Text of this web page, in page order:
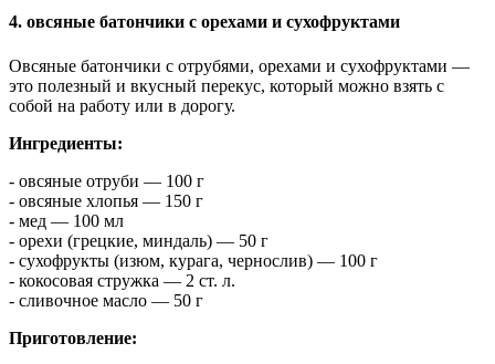
4. овсяные батончики с орехами и сухофруктами
Овсяные батончики с отрубями, орехами и сухофруктами —
это полезный и вкусный перекус, который можно взять с
собой на работу или в дорогу.
Ингредиенты:
- овсяные отруби — 100 г
- овсяные хлопья — 150 г
- мед — 100 мл
- орехи (грецкие, миндаль) — 50 г
- сухофрукты (изюм, курага, чернослив) — 100 г
- кокосовая стружка — 2 ст. л.
- сливочное масло — 50 г
Приготовление: